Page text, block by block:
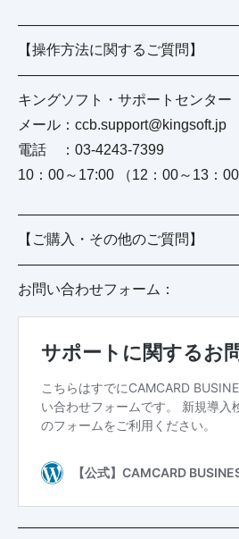
【操作方法に関するご質問】
キングソフト・サポートセンター
メール：ccb.support@kingsoft.jp
電話 ：03-4243-7399
10：00～17:00 （12：00～13：
【ご購入・その他のご質問】
お問い合わせフォーム：